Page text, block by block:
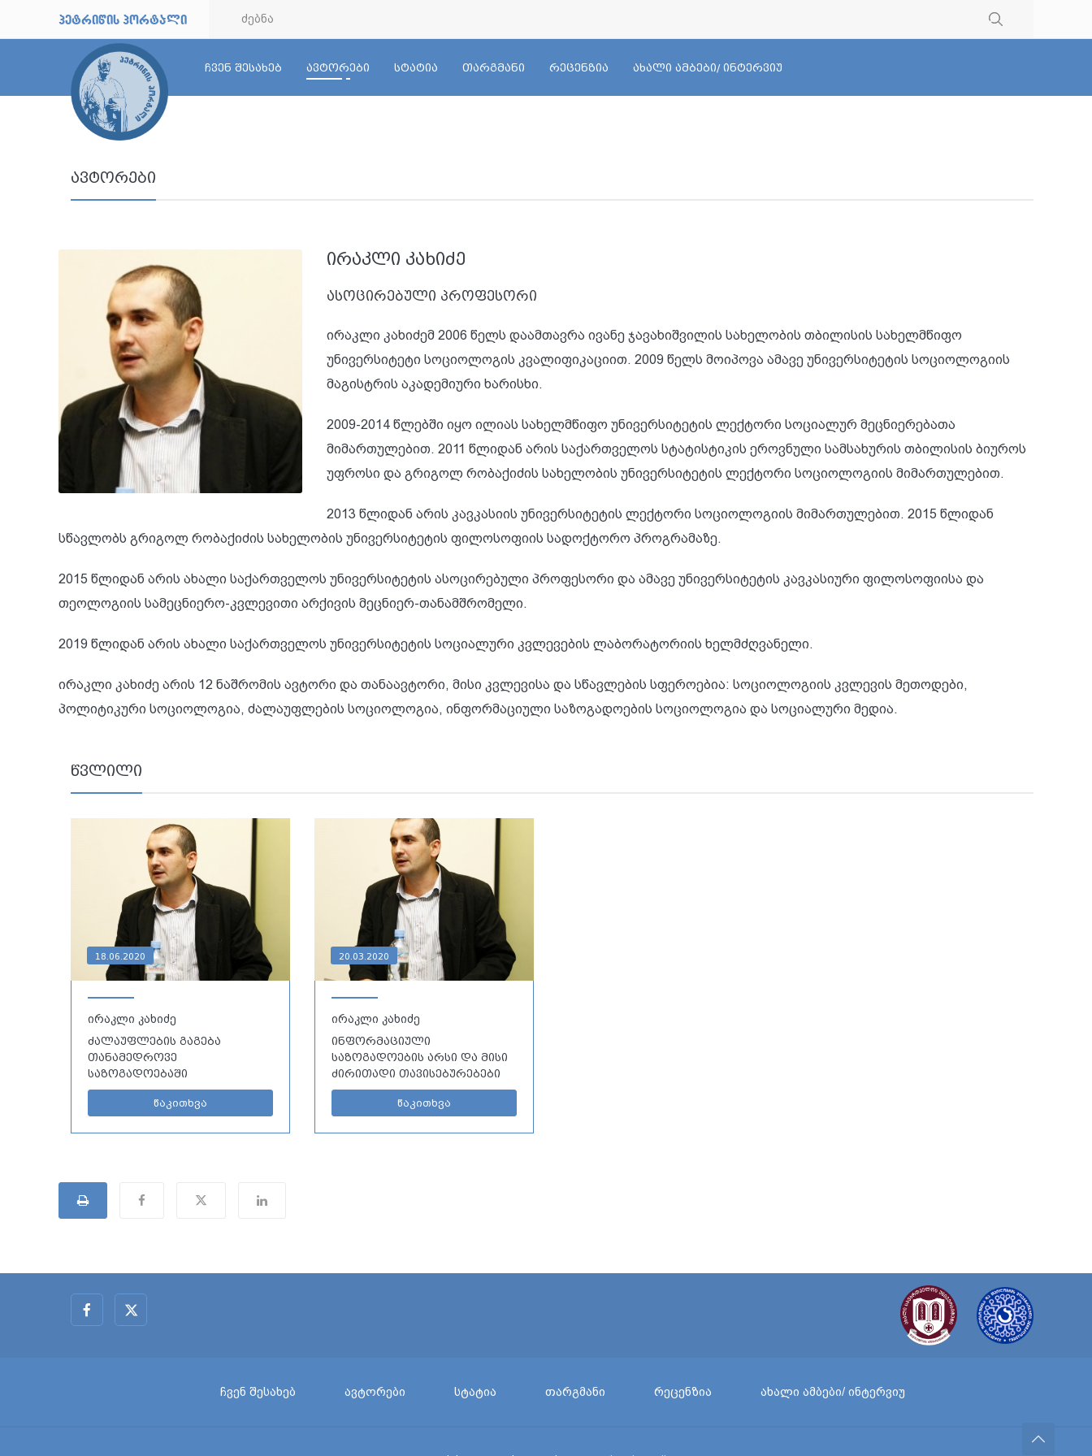
petriwis portali
ჩვენ შესახებ ავტორები სტატია თარგმანი რეცენზია ახალი ამბები/ ინტერვიუ
ავტორები
ირაკლი კახიძე
ასოცირებული პროფესორი
ირაკლი კახიძემ 2006 წელს დაამთავრა ივანე ჯავახიშვილის სახელობის თბილისის სახელმწიფო
უნივერსიტეტი სოციოლოგის კვალიფიკაციით. 2009 წელს მოიპოვა ამავე უნივერსიტეტის სოციოლოგიის
მაგისტრის აკადემიური ხარისხი.
2009-2014 წლებში იყო ილიას სახელმწიფო უნივერსიტეტის ლექტორი სოციალურ მეცნიერებათა
მიმართულებით. 2011 წლიდან არის საქართველოს სტატისტიკის ეროვნული სამსახურის თბილისის ბიუროს
უფროსი და გრიგოლ რობაქიძის სახელობის უნივერსიტეტის ლექტორი სოციოლოგიის მიმართულებით.
2013 წლიდან არის კავკასიის უნივერსიტეტის ლექტორი სოციოლოგიის მიმართულებით. 2015 წლიდან
სწავლობს გრიგოლ რობაქიძის სახელობის უნივერსიტეტის ფილოსოფიის სადოქტორო პროგრამაზე.
2015 წლიდან არის ახალი საქართველოს უნივერსიტეტის ასოცირებული პროფესორი და ამავე უნივერსიტეტის კავკასიური ფილოსოფიისა და
თეოლოგიის სამეცნიერო-კვლევითი არქივის მეცნიერ-თანამშრომელი.
2019 წლიდან არის ახალი საქართველოს უნივერსიტეტის სოციალური კვლევების ლაბორატორიის ხელმძღვანელი.
ირაკლი კახიძე არის 12 ნაშრომის ავტორი და თანაავტორი, მისი კვლევისა და სწავლების სფეროებია: სოციოლოგიის კვლევის მეთოდები,
პოლიტიკური სოციოლოგია, ძალაუფლების სოციოლოგია, ინფორმაციული საზოგადოების სოციოლოგია და სოციალური მედია.
წვლილი
18.06.2020
ირაკლი კახიძე
ძალაუფლების გაგება
თანამედროვე
საზოგადოებაში
წაკითხვა
20.03.2020
ირაკლი კახიძე
ინფორმაციული
საზოგადოების არსი და მისი
ძირითადი თავისებურებები
წაკითხვა
ჩვენ შესახებ ავტორები სტატია თარგმანი რეცენზია ახალი ამბები/ ინტერვიუ